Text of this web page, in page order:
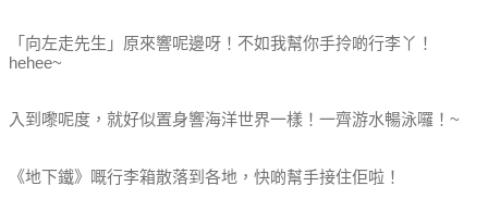
「向左走先生」原來響呢邊呀！不如我幫你手拎啲行李丫！
hehee~
入到嚟呢度，就好似置身響海洋世界一樣！一齊游水暢泳囉！~
《地下鐵》嘅行李箱散落到各地，快啲幫手接住佢啦！